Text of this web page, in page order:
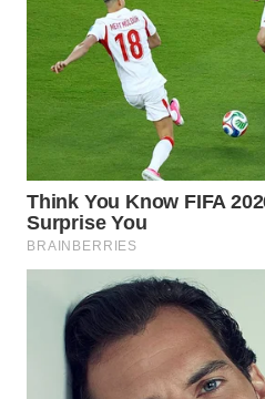
WAHANA
SPORT
WAHANA
UMKM
WAHANA
SELEB
PERSONA
WAHANA
OTOMOTIF